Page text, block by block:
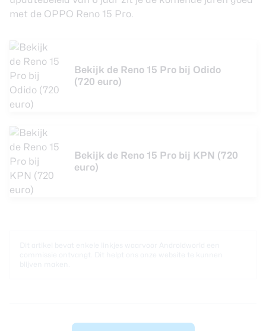
met de OPPO Reno 15 Pro.
Bekijk de Reno 15 Pro bij Odido
(720 euro)
Bekijk de Reno 15 Pro bij KPN (720
euro)